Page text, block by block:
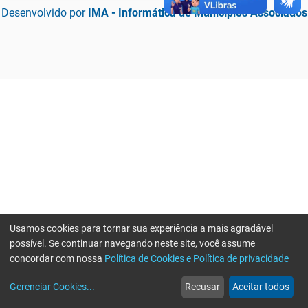
Desenvolvido por IMA - Informática de Municípios Associados
web
Notícias
more_horiz
Mais
Usamos cookies para tornar sua experiência a mais agradável
possível. Se continuar navegando neste site, você assume
concordar com nossa Política de Cookies e Política de privacidade
Gerenciar Cookies... Recusar Aceitar todos
Erro ao enviar informações, por favor tente novamente